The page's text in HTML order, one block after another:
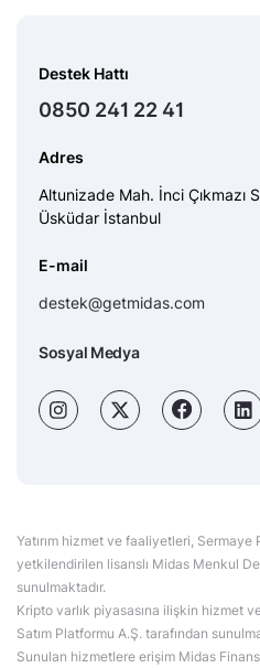
Destek Hattı
0850 241 22 41
Adres
Altunizade Mah. İnci Çıkmazı
Üsküdar İstanbul
E-mail
destek@getmidas.com
Sosyal Medya
Yatırım hizmet ve faaliyetleri, Sermaye
yetkilendirilen lisanslı Midas Menkul
sunulmaktadır.
Kripto varlık piyasasına ilişkin hizmet
Satım Platformu A.Ş. tarafından
Sunulan hizmetlere erişim Midas